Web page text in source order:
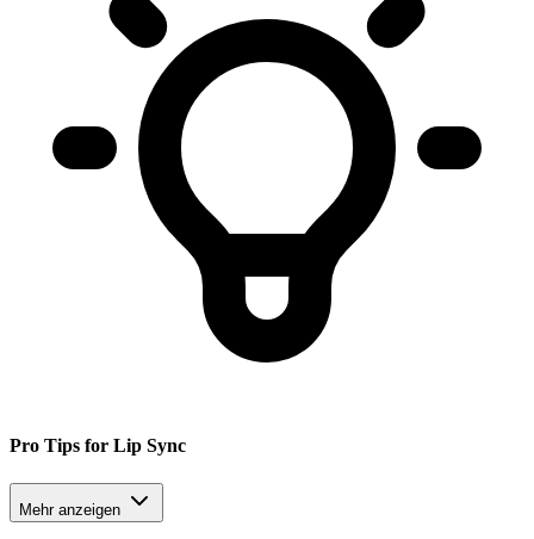
Pro Tips for Lip Sync
Mehr anzeigen